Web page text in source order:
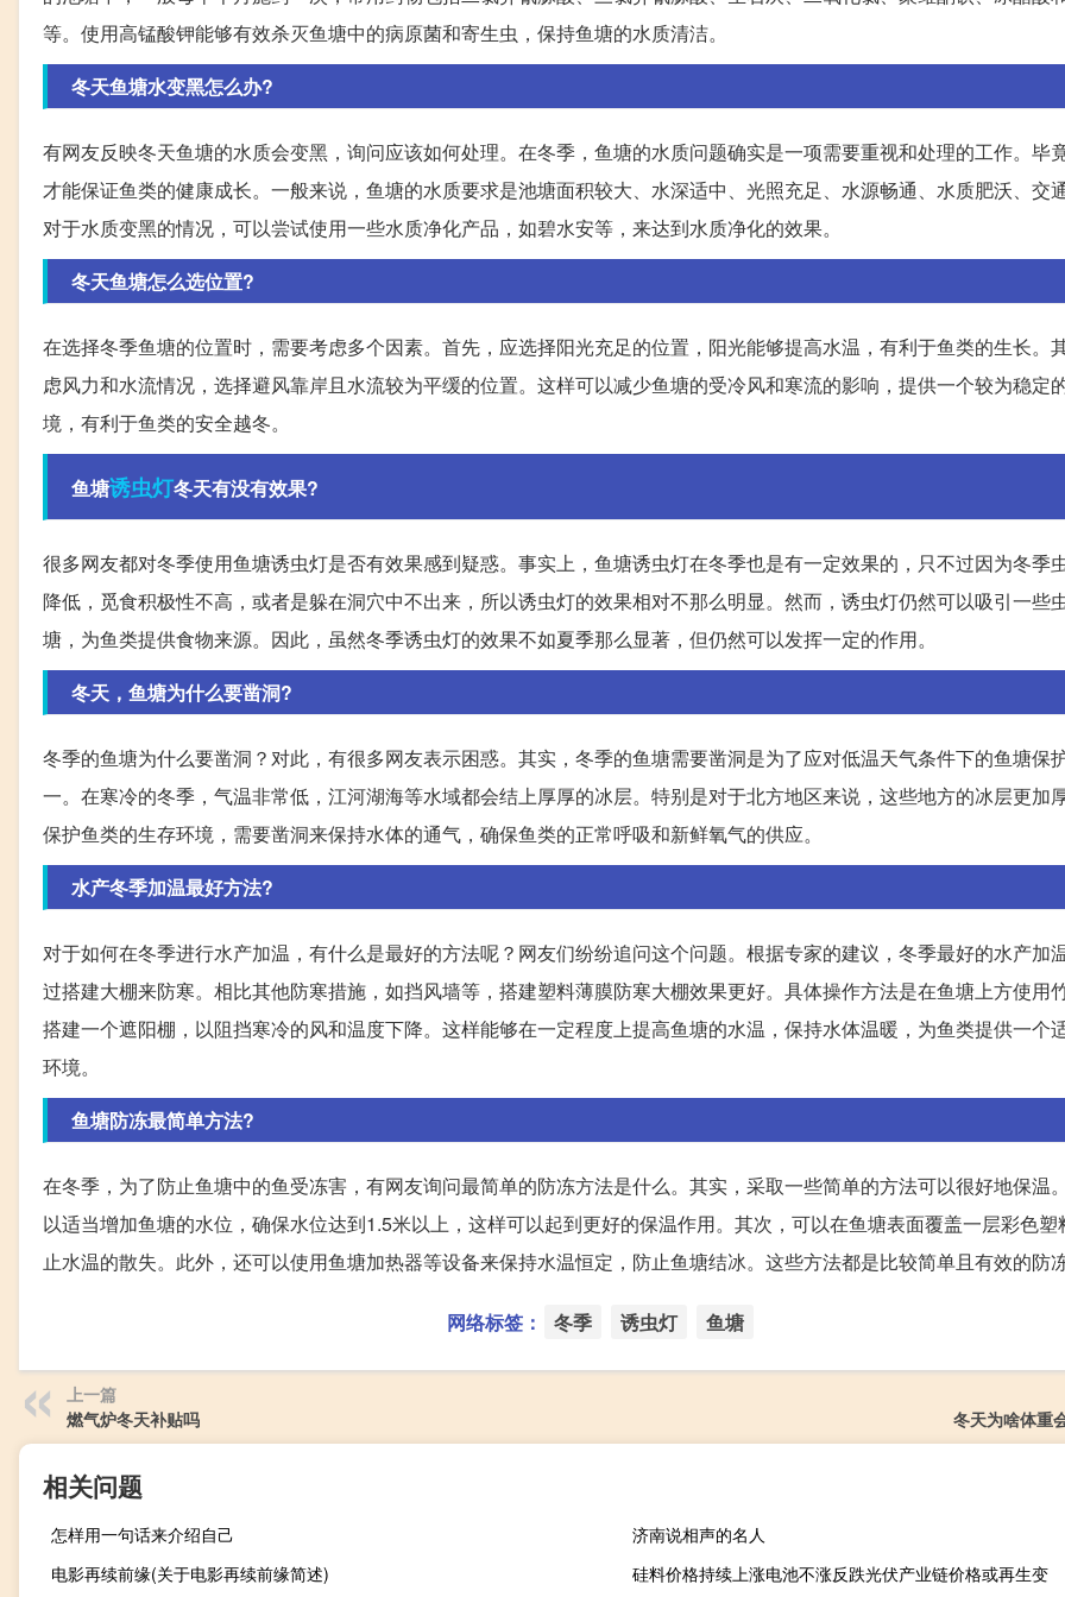
等。使用高锰酸钾能够有效杀灭鱼塘中的病原菌和寄生虫，保持鱼塘的水质清洁。
冬天鱼塘水变黑怎么办?
有网友反映冬天鱼塘的水质会变黑，询问应该如何处理。在冬季，鱼塘的水质问题确实是一项需要重视和处理的工作。毕
才能保证鱼类的健康成长。一般来说，鱼塘的水质要求是池塘面积较大、水深适中、光照充足、水源畅通、水质肥沃、交
对于水质变黑的情况，可以尝试使用一些水质净化产品，如碧水安等，来达到水质净化的效果。
冬天鱼塘怎么选位置?
在选择冬季鱼塘的位置时，需要考虑多个因素。首先，应选择阳光充足的位置，阳光能够提高水温，有利于鱼类的生长。
虑风力和水流情况，选择避风靠岸且水流较为平缓的位置。这样可以减少鱼塘的受冷风和寒流的影响，提供一个较为稳定
境，有利于鱼类的安全越冬。
鱼塘诱虫灯冬天有没有效果?
很多网友都对冬季使用鱼塘诱虫灯是否有效果感到疑惑。事实上，鱼塘诱虫灯在冬季也是有一定效果的，只不过因为冬季
降低，觅食积极性不高，或者是躲在洞穴中不出来，所以诱虫灯的效果相对不那么明显。然而，诱虫灯仍然可以吸引一些
塘，为鱼类提供食物来源。因此，虽然冬季诱虫灯的效果不如夏季那么显著，但仍然可以发挥一定的作用。
冬天，鱼塘为什么要凿洞?
冬季的鱼塘为什么要凿洞？对此，有很多网友表示困惑。其实，冬季的鱼塘需要凿洞是为了应对低温天气条件下的鱼塘保
一。在寒冷的冬季，气温非常低，江河湖海等水域都会结上厚厚的冰层。特别是对于北方地区来说，这些地方的冰层更加
保护鱼类的生存环境，需要凿洞来保持水体的通气，确保鱼类的正常呼吸和新鲜氧气的供应。
水产冬季加温最好方法?
对于如何在冬季进行水产加温，有什么是最好的方法呢？网友们纷纷追问这个问题。根据专家的建议，冬季最好的水产加
过搭建大棚来防寒。相比其他防寒措施，如挡风墙等，搭建塑料薄膜防寒大棚效果更好。具体操作方法是在鱼塘上方使用
搭建一个遮阳棚，以阻挡寒冷的风和温度下降。这样能够在一定程度上提高鱼塘的水温，保持水体温暖，为鱼类提供一个
环境。
鱼塘防冻最简单方法?
在冬季，为了防止鱼塘中的鱼受冻害，有网友询问最简单的防冻方法是什么。其实，采取一些简单的方法可以很好地保温
以适当增加鱼塘的水位，确保水位达到1.5米以上，这样可以起到更好的保温作用。其次，可以在鱼塘表面覆盖一层彩色塑
止水温的散失。此外，还可以使用鱼塘加热器等设备来保持水温恒定，防止鱼塘结冰。这些方法都是比较简单且有效的防
网络标签： 冬季 诱虫灯 鱼塘
上一篇
燃气炉冬天补贴吗
冬天为啥体重
相关问题
怎样用一句话来介绍自己
济南说相声的名人
电影再续前缘(关于电影再续前缘简述)
硅料价格持续上涨电池不涨反跌光伏产业链价格或再生变